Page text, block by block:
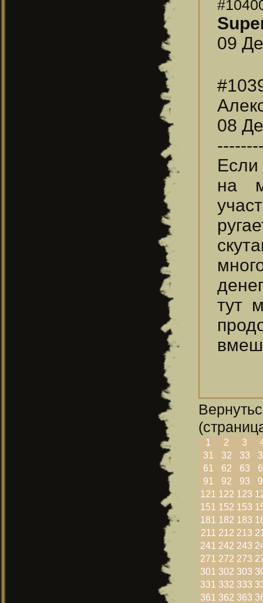
09
08
на
тут
1 2 3
31
32 33
61
62 63
91
92 93
121 122 123
151 152 153
181 182 183
211 212 213
241 242 243
271 272 273
301 302 303
331 332 333
361 362 363